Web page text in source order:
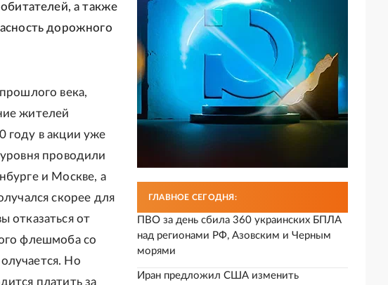
а также
дорожного
века,
жителей
году в акции уже
проводили
и Москве, а
скорее для
отказаться от
флешмоба со
Но
платить за
ГЛАВНОЕ СЕГОДНЯ:
ПВО за день сбила 360 украинских БПЛА
над регионами РФ, Азовским и Черным
морями
Иран предложил США изменить